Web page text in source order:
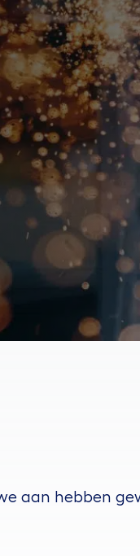
aan hebben